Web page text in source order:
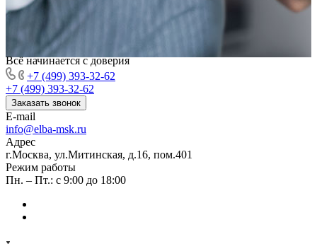
Всё начинается с доверия
+7 (499) 393-32-62
+7 (499) 393-32-62
Заказать звонок
E-mail
info@elba-msk.ru
Адрес
г.Москва, ул.Митинская, д.16, пом.401
Режим работы
Пн. – Пт.: с 9:00 до 18:00